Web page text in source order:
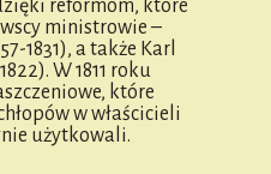
reformom, które
ministrowie –
1831), a także Karl
W 1811 roku
które
w właścicieli
użytkowali.